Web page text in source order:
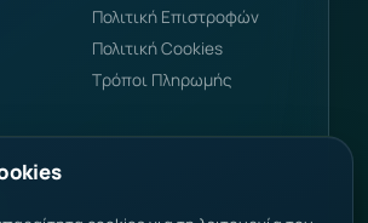
Πολιτική Επιστροφών
Πολιτική Cookies
Τρόποι Πληρωμής